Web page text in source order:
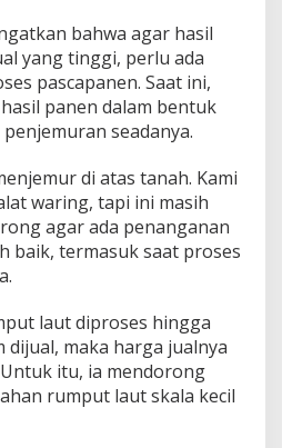
bahwa agar hasil
yang tinggi, perlu ada
pascapanen. Saat ini,
panen dalam bentuk
seadanya.
di atas tanah. Kami
waring, tapi ini masih
agar ada penanganan
baik, termasuk saat proses
laut diproses hingga
dijual, maka harga jualnya
itu, ia mendorong
rumput laut skala kecil